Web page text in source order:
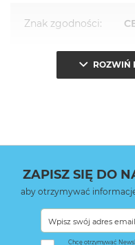
Znak zgodności:
Opakowanie
(pudełko):
ROZWIŃ
ZAPISZ SIĘ DO
aby otrzymywać
Chcę otrzymywać